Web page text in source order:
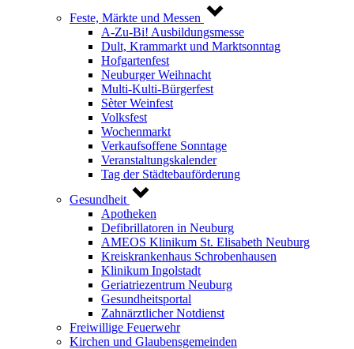
Feste, Märkte und Messen
A-Zu-Bi! Ausbildungsmesse
Dult, Krammarkt und Marktsonntag
Hofgartenfest
Neuburger Weihnacht
Multi-Kulti-Bürgerfest
Sèter Weinfest
Volksfest
Wochenmarkt
Verkaufsoffene Sonntage
Veranstaltungskalender
Tag der Städtebauförderung
Gesundheit
Apotheken
Defibrillatoren in Neuburg
AMEOS Klinikum St. Elisabeth Neuburg
Kreiskrankenhaus Schrobenhausen
Klinikum Ingolstadt
Geriatriezentrum Neuburg
Gesundheitsportal
Zahnärztlicher Notdienst
Freiwillige Feuerwehr
Kirchen und Glaubensgemeinden